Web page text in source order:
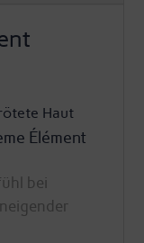
Haut
Élément
bei